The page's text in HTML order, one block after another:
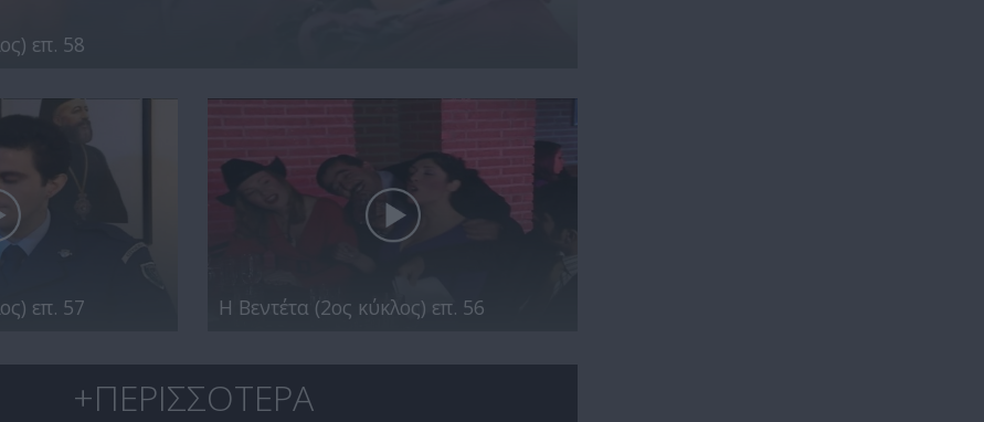
επ. 58
επ. 57 Η Βεντέτα (2ος κύκλος) επ. 56
+ΠΕΡΙΣΣΟΤΕΡΑ